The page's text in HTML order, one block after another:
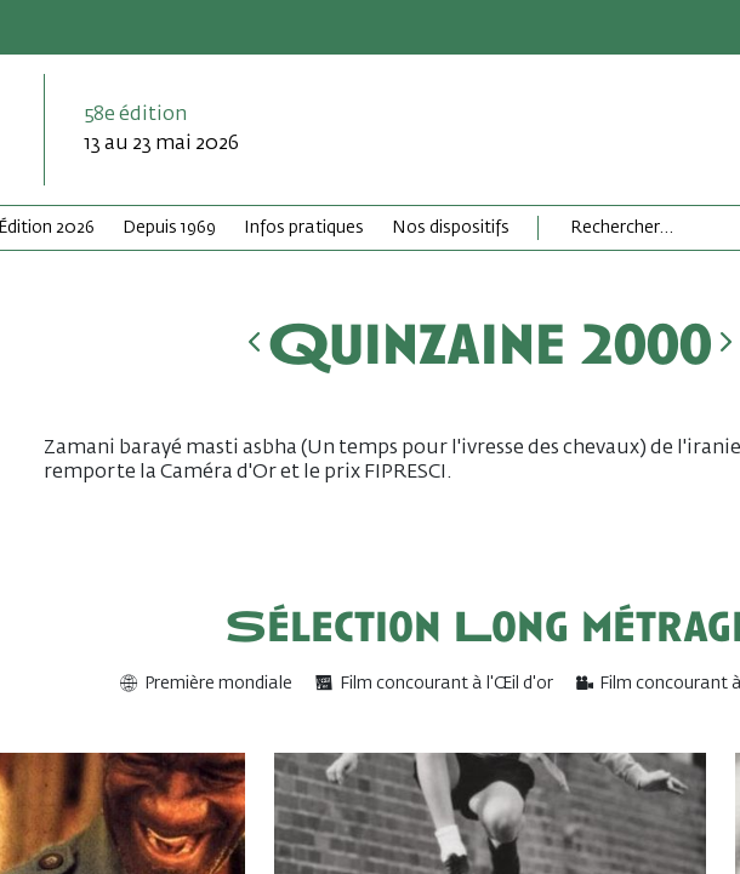
58e édition
13 au 23 mai 2026
Édition 2026 Depuis 1969 Infos pratiques Nos dispositifs
Quinzaine 2000
Zamani barayé masti asbha (Un temps pour l'ivresse des chevaux) de
remporte la Caméra d'Or et le prix FIPRESCI.
Sélection Long
Première mondiale Film concourant à l'Œil d'or Film concourant